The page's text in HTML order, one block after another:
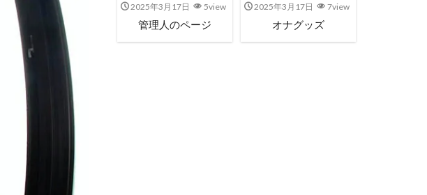
2025年3月17日 5view
管理人のページ
2025年3月17日 7view
オナグッズ